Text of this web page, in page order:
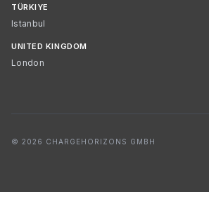
TÜRKIYE
Istanbul
UNITED KINGDOM
London
© 2026 CHARGEHORIZONS GMBH